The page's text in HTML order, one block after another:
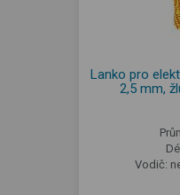
Lanko pro
2,5 mm,
Vodič: